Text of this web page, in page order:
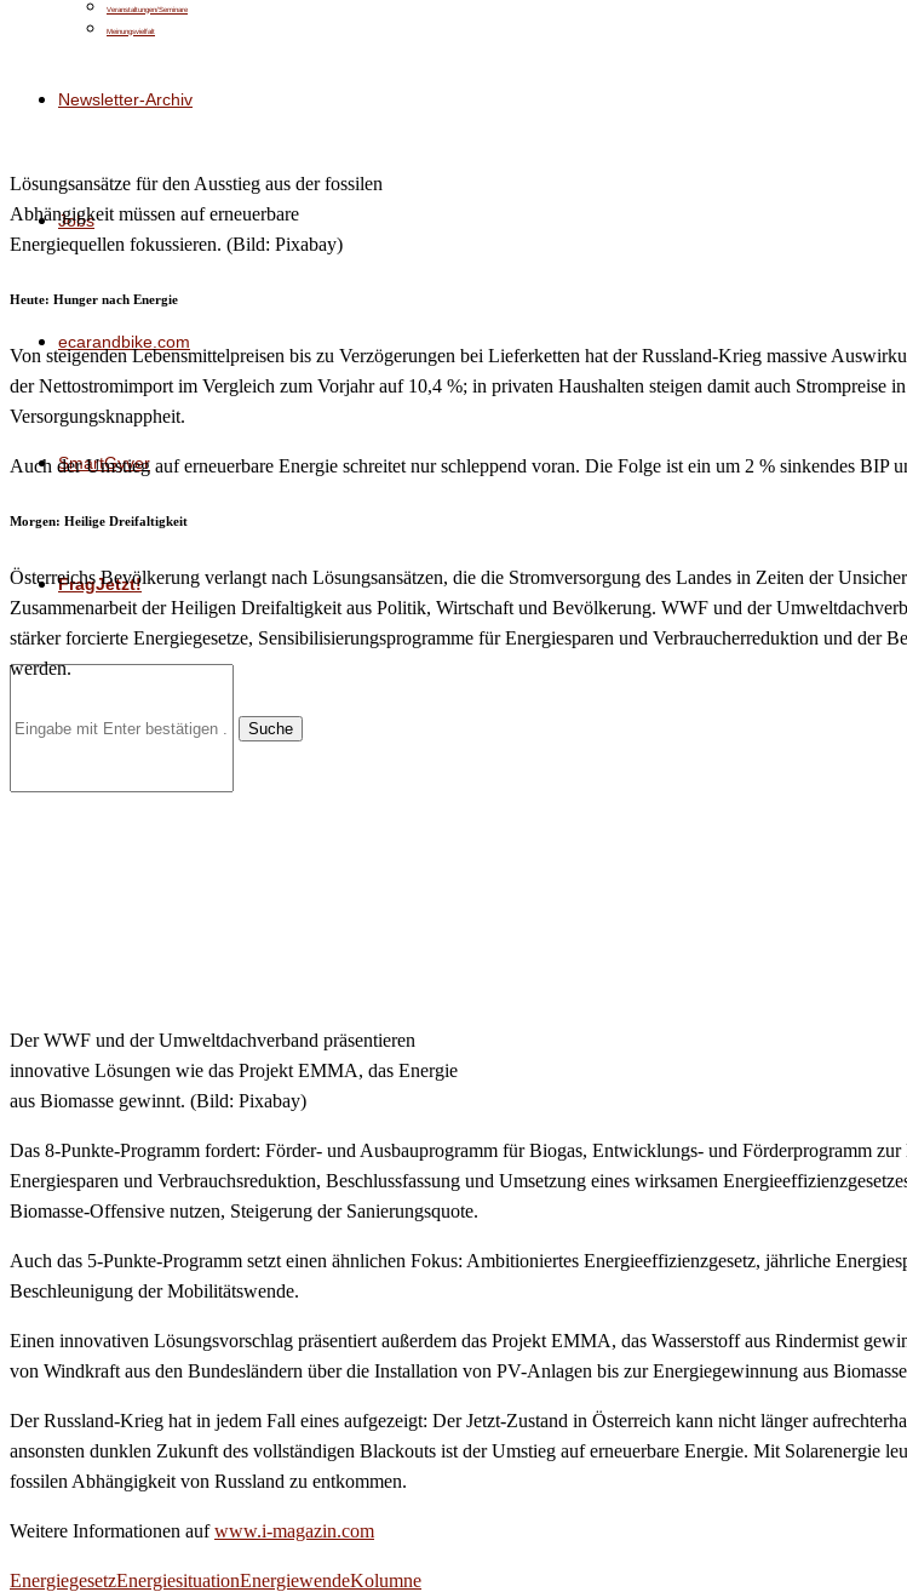
Veranstaltungen/Seminare
Meinungsvielfalt
Newsletter-Archiv
Jobs
ecarandbike.com
SmartGyver
FragJetzt!
Suche
Lösungsansätze für den Ausstieg aus der fossilen
Abhängigkeit müssen auf erneuerbare
Energiequellen fokussieren. (Bild: Pixabay)
Heute: Hunger nach Energie
Von steigenden Lebensmittelpreisen bis zu Verzögerungen bei Lieferketten hat der Russland-Krieg massive
der Nettostromimport im Vergleich zum Vorjahr auf 10,4 %; in privaten Haushalten steigen damit auch Strompreise
Versorgungsknappheit.
Auch der Umstieg auf erneuerbare Energie schreitet nur schleppend voran. Die Folge ist ein um 2 % sinkendes BIP
Morgen: Heilige Dreifaltigkeit
Österreichs Bevölkerung verlangt nach Lösungsansätzen, die die Stromversorgung des Landes in Zeiten der
Zusammenarbeit der Heiligen Dreifaltigkeit aus Politik, Wirtschaft und Bevölkerung. WWF und der
stärker forcierte Energiegesetze, Sensibilisierungsprogramme für Energiesparen und Verbraucherreduktion und
werden.
Der WWF und der Umweltdachverband präsentieren
innovative Lösungen wie das Projekt EMMA, das Energie
aus Biomasse gewinnt. (Bild: Pixabay)
Das 8-Punkte-Programm fordert: Förder- und Ausbauprogramm für Biogas, Entwicklungs- und Förderprogramm
Energiesparen und Verbrauchsreduktion, Beschlussfassung und Umsetzung eines wirksamen
Biomasse-Offensive nutzen, Steigerung der Sanierungsquote.
Auch das 5-Punkte-Programm setzt einen ähnlichen Fokus: Ambitioniertes Energieeffizienzgesetz, jährliche
Beschleunigung der Mobilitätswende.
Einen innovativen Lösungsvorschlag präsentiert außerdem das Projekt EMMA, das Wasserstoff aus Rindermist
von Windkraft aus den Bundesländern über die Installation von PV-Anlagen bis zur Energiegewinnung aus
Der Russland-Krieg hat in jedem Fall eines aufgezeigt: Der Jetzt-Zustand in Österreich kann nicht länger
ansonsten dunklen Zukunft des vollständigen Blackouts ist der Umstieg auf erneuerbare Energie. Mit Solarenergie
fossilen Abhängigkeit von Russland zu entkommen.
Weitere Informationen aufwww.i-magazin.com
EnergiegesetzEnergiesituationEnergiewendeKolumne